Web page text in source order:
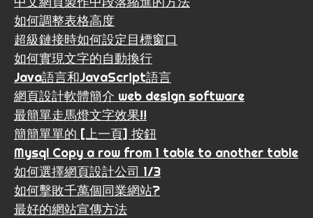
如何調整表格高度
超級鏈接時如何設定目標窗口
如何實現文字的自動換行
Java語言和JavaScript語言
網頁設計軟體簡介 web design software
最簡單走馬燈文字效果!!
簡簡單單的 [上一頁] 按鈕
Mysql Copy a row from 1 table to another table
如何選擇網頁設計公司 1/3
如何擊敗千萬個同業網站?
最好的網站宣傳方法